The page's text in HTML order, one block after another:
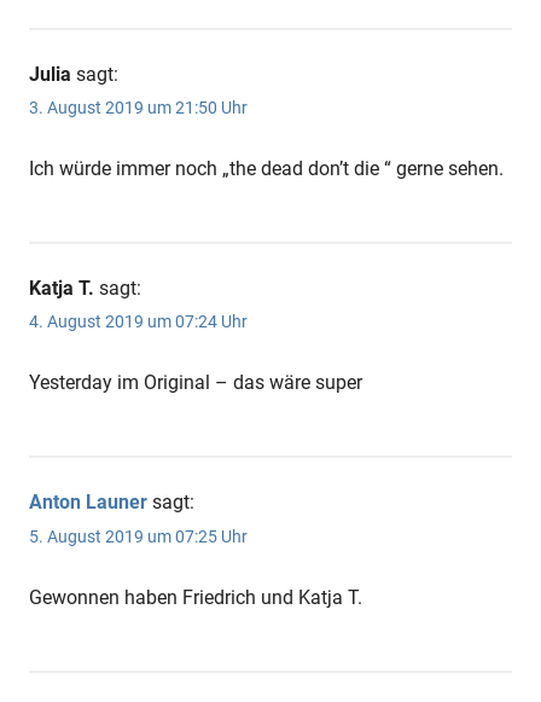
Julia sagt:
3. August 2019 um 21:50 Uhr
Ich würde immer noch „the dead don’t die “ gerne sehen.
Katja T. sagt:
4. August 2019 um 07:24 Uhr
Yesterday im Original – das wäre super
Anton Launer sagt:
5. August 2019 um 07:25 Uhr
Gewonnen haben Friedrich und Katja T.